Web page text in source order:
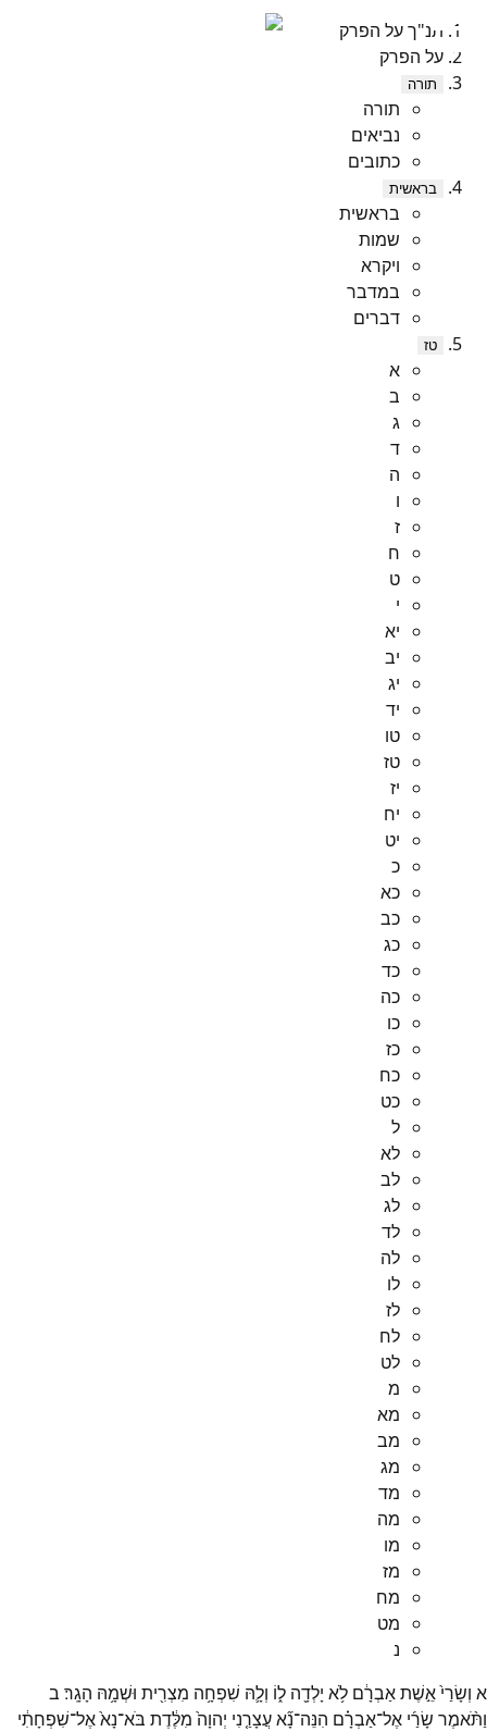
תנ"ך על הפרק
על הפרק
תורה
תורה
נביאים
כתובים
בראשית
בראשית
שמות
ויקרא
במדבר
דברים
טז
א
ב
ג
ד
ה
ו
ז
ח
ט
י
יא
יב
יג
יד
טו
טז
יז
יח
יט
כ
כא
כב
כג
כד
כה
כו
כז
כח
כט
ל
לא
לב
לג
לד
לה
לו
לז
לח
לט
מ
מא
מב
מג
מד
מה
מו
מז
מח
מט
נ
א וְשָׂרַי֙אֵ֣שֶׁתאַבְרָ֔ם לֹ֥א יָלְדָ֖ה ל֑וֹ וְלָ֛הּ שִׁפְחָ֥ה מִצְרִ֖ית וּשְׁמָ֥הּ הָגָֽר׃ ב
וַתֹּ֨אמֶר שָׂרַ֜י אֶל־אַבְרָ֗ם הִנֵּה־נָ֞אעֲצָרַ֤נִי יְהוָה֙ מִלֶּ֔דֶת בֹּא־נָא֙אֶל־שִׁפְחָתִ֔י